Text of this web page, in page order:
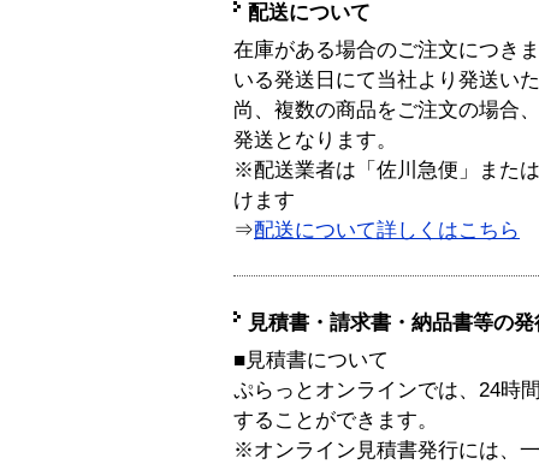
配送について
在庫がある場合のご注文につき
いる発送日にて当社より発送い
尚、複数の商品をご注文の場合
発送となります。
※配送業者は「佐川急便」また
けます
⇒配送について詳しくはこちら
見積書・請求書・納品書等の
■見積書について
ぷらっとオンラインでは、24時
することができます。
※オンライン見積書発行には、